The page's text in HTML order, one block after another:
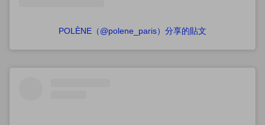
POLÈNE（@polene_paris）分享的貼文